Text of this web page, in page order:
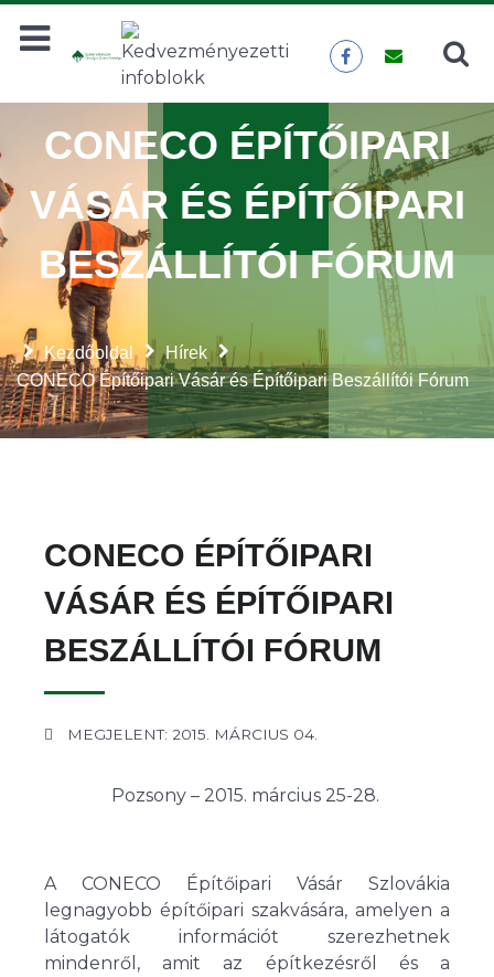
Keresés KERESÉS
Kezdőoldal
Hírek
CONECO Építőipari Vásár és Építőipari Beszállítói Fórum
CONECO ÉPÍTŐIPARI
VÁSÁR ÉS ÉPÍTŐIPARI
BESZÁLLÍTÓI FÓRUM
CONECO ÉPÍTŐIPARI
VÁSÁR ÉS ÉPÍTŐIPARI
BESZÁLLÍTÓI FÓRUM
MEGJELENT: 2015. MÁRCIUS 04.
Pozsony – 2015. március 25-28.
A CONECO Építőipari Vásár Szlovákia
legnagyobb építőipari szakvására, amelyen a
látogatók információt szerezhetnek
mindenről, amit az építkezésről és a